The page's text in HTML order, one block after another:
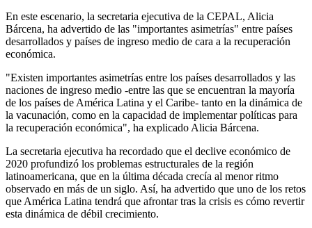
En este escenario, la secretaria ejecutiva de la CEPAL, Alicia
Bárcena, ha advertido de las "importantes asimetrías" entre países
desarrollados y países de ingreso medio de cara a la recuperación
económica.
"Existen importantes asimetrías entre los países desarrollados y las
naciones de ingreso medio -entre las que se encuentran la mayoría
de los países de América Latina y el Caribe- tanto en la dinámica de
la vacunación, como en la capacidad de implementar políticas para
la recuperación económica", ha explicado Alicia Bárcena.
La secretaria ejecutiva ha recordado que el declive económico de
2020 profundizó los problemas estructurales de la región
latinoamericana, que en la última década crecía al menor ritmo
observado en más de un siglo. Así, ha advertido que uno de los retos
que América Latina tendrá que afrontar tras la crisis es cómo revertir
esta dinámica de débil crecimiento.